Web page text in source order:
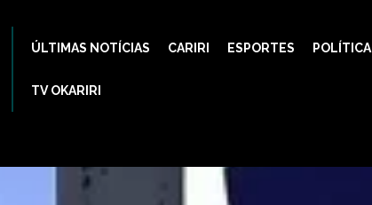
ÚLTIMAS NOTÍCIAS CARIRI ESPORTES POLÍTICA
TV OKARIRI